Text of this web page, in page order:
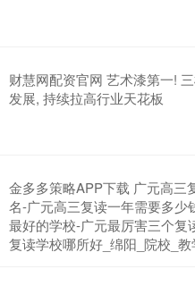
财慧网配资官网 艺术漆第一!
发展, 持续拉高行业天花板
金多多策略APP下载 广元高三
名-广元高三复读一年需要多少
最好的学校-广元最厉害三个复
复读学校哪所好_绵阳_院校_教